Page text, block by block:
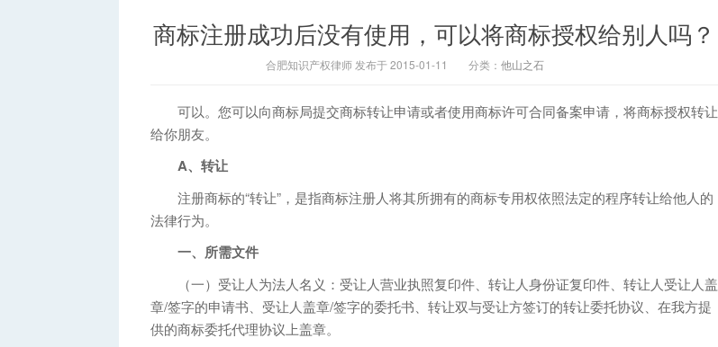
商标注册成功后没有使用，可以将商标授权给别人吗？
合肥知识产权律师 发布于 2015-01-11 分类： 他山之石
可以。您可以向商标局提交商标转让申请或者使用商标许可合同备案申请，将商标授权转让
给你朋友。
A、转让
注册商标的“转让”，是指商标注册人将其所拥有的商标专用权依照法定的程序转让给他人的
法律行为。
一、所需文件
（一）受让人为法人名义：受让人营业执照复印件、转让人身份证复印件、转让人受让人盖
章/签字的申请书、受让人盖章/签字的委托书、转让双与受让方签订的转让委托协议、在我方提
供的商标委托代理协议上盖章。